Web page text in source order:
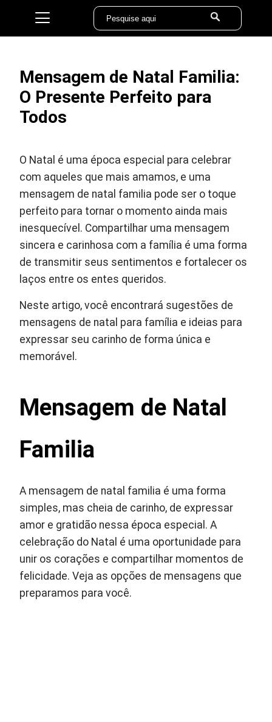
Mensagem de Natal Familia:
O Presente Perfeito para
Todos
O Natal é uma época especial para celebrar
com aqueles que mais amamos, e uma
mensagem de natal familia pode ser o toque
perfeito para tornar o momento ainda mais
inesquecível. Compartilhar uma mensagem
sincera e carinhosa com a família é uma forma
de transmitir seus sentimentos e fortalecer os
laços entre os entes queridos.
Neste artigo, você encontrará sugestões de
mensagens de natal para família e ideias para
expressar seu carinho de forma única e
memorável.
Mensagem de Natal
Familia
A mensagem de natal familia é uma forma
simples, mas cheia de carinho, de expressar
amor e gratidão nessa época especial. A
celebração do Natal é uma oportunidade para
unir os corações e compartilhar momentos de
felicidade. Veja as opções de mensagens que
preparamos para você.